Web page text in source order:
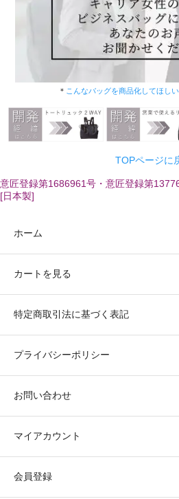
＊ こんなバッグを商品化してほし
TOPページに
意匠登録第1686961号・意匠登録第
[日本製]
ホーム
カートを見る
特定商取引法に基づく表記
プライバシーポリシー
お問い合わせ
マイアカウント
会員登録